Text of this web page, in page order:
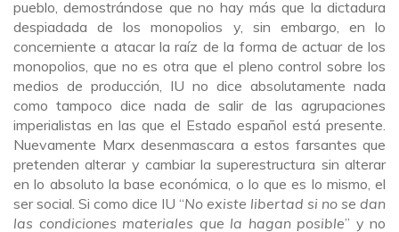
pueblo, demostrándose que no hay más que la dictadura
despiadada de los monopolios y, sin embargo, en lo
concerniente a atacar la raíz de la forma de actuar de los
monopolios, que no es otra que el pleno control sobre los
medios de producción, IU no dice absolutamente nada
como tampoco dice nada de salir de las agrupaciones
imperialistas en las que el Estado español está presente.
Nuevamente Marx desenmascara a estos farsantes que
pretenden alterar y cambiar la superestructura sin alterar
en lo absoluto la base económica, o lo que es lo mismo, el
ser social. Si como dice IU “No existe libertad si no se dan
las condiciones materiales que la hagan posible” y no